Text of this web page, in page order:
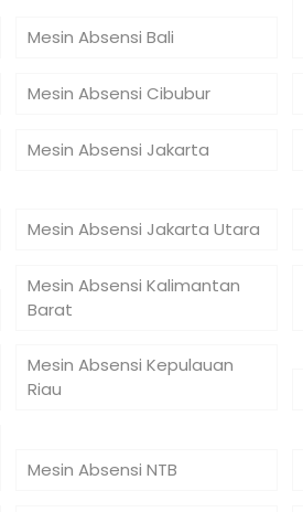
Mesin Absensi Bali
Mesin Absensi Cibubur
Mesin Absensi Jakarta
Mesin Absensi Jakarta Utara
Mesin Absensi Kalimantan
Barat
Mesin Absensi Kepulauan
Riau
Mesin Absensi NTB